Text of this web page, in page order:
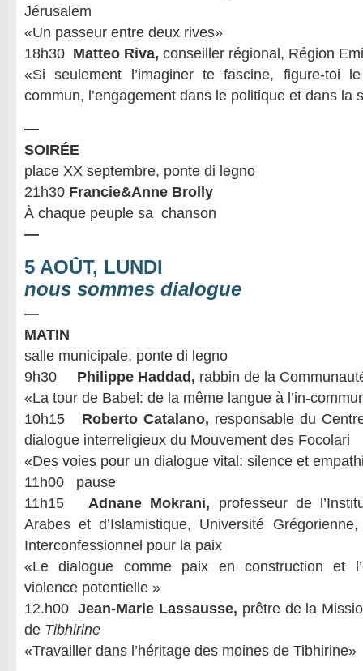
Jérusalem
«Un passeur entre deux rives»
18h30 Matteo Riva, conseiller régional, Région
«Si seulement l’imaginer te fascine, figure-toi
commun, l’engagement dans le politique et dans la
—
SOIRÉE
place XX septembre, ponte di legno
21h30 Francie&Anne Brolly
À chaque peuple sa chanson
—
5 AOÛT, LUNDI
nous sommes dialogue
—
MATIN
salle municipale, ponte di legno
9h30 Philippe Haddad, rabbin de la
«La tour de Babel: de la même langue à l’in-
10h15 Roberto Catalano, responsable du
dialogue interreligieux du Mouvement des Focolari
«Des voies pour un dialogue vital: silence et
11h00 pause
11h15 Adnane Mokrani, professeur de
Arabes et d’Islamistique, Université
Interconfessionnel pour la paix
«Le dialogue comme paix en construction et
violence potentielle »
12.h00Jean-Marie Lassausse, prêtre de la
de Tibhirine
«Travailler dans l’héritage des moines de Tibhirine»